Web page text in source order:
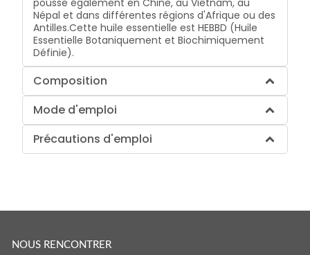
Népal et dans différentes régions d'Afrique ou des
Antilles.Cette huile essentielle est HEBBD (Huile
Essentielle Botaniquement et Biochimiquement
Définie).
Composition
Mode d'emploi
Précautions d'emploi
NOUS RENCONTRER